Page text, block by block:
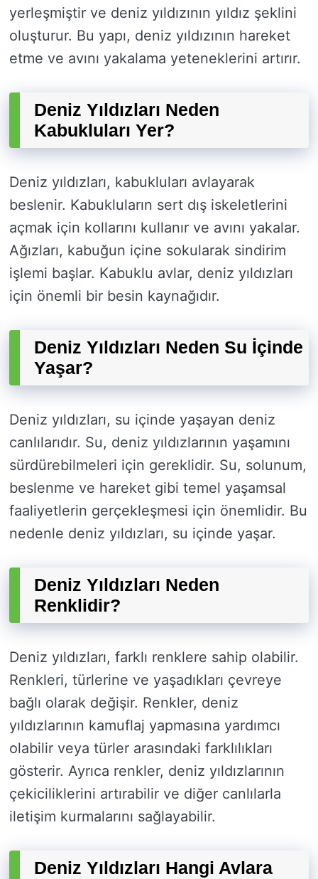
yerleşmiştir ve deniz yıldızının yıldız şeklini
oluşturur. Bu yapı, deniz yıldızının hareket
etme ve avını yakalama yeteneklerini artırır.
Deniz Yıldızları Neden
Kabukluları Yer?
Deniz yıldızları, kabukluları avlayarak
beslenir. Kabukluların sert dış iskeletlerini
açmak için kollarını kullanır ve avını yakalar.
Ağızları, kabuğun içine sokularak sindirim
işlemi başlar. Kabuklu avlar, deniz yıldızları
için önemli bir besin kaynağıdır.
Deniz Yıldızları Neden Su İçinde
Yaşar?
Deniz yıldızları, su içinde yaşayan deniz
canlılarıdır. Su, deniz yıldızlarının yaşamını
sürdürebilmeleri için gereklidir. Su, solunum,
beslenme ve hareket gibi temel yaşamsal
faaliyetlerin gerçekleşmesi için önemlidir. Bu
nedenle deniz yıldızları, su içinde yaşar.
Deniz Yıldızları Neden
Renklidir?
Deniz yıldızları, farklı renklere sahip olabilir.
Renkleri, türlerine ve yaşadıkları çevreye
bağlı olarak değişir. Renkler, deniz
yıldızlarının kamuflaj yapmasına yardımcı
olabilir veya türler arasındaki farklılıkları
gösterir. Ayrıca renkler, deniz yıldızlarının
çekiciliklerini artırabilir ve diğer canlılarla
iletişim kurmalarını sağlayabilir.
Deniz Yıldızları Hangi Avlara